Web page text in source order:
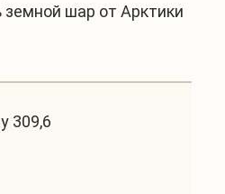
шар от Арктики
309,6